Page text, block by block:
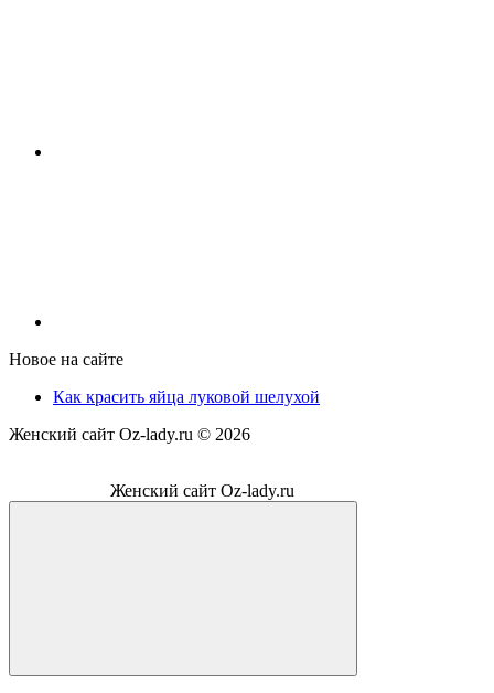
Новое на сайте
Как красить яйца луковой шелухой
Женский сайт Oz-lady.ru © 2026
Женский сайт Oz-lady.ru